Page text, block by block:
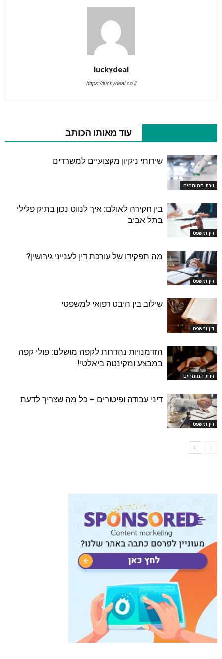
luckydeal
https://luckydeal.co.il
עוד מאותו הכותב
זירת המומחים
שירותי ניקיון מקצועיים למשרדים
דין ומשפט
בין חקירה לאולם: איך לנווט נכון בתיק פלילי
בתל אביב
דין ומשפט
מה תפקידו של עורכת דין לענייני גירושין?
דין ומשפט
שילוב בין היבט רפואי למשפטי
זירת המומחים
הזדמנויות נהדרות לקפה מושלם: פולי קפה
במבצע ומקינטה ביאלטי!
דין ומשפט
דיני עבודה ופיטורים – כל מה שצריך לדעת